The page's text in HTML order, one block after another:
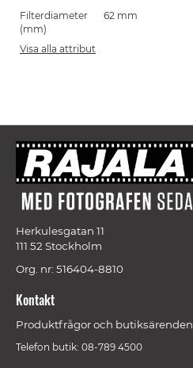
Filterdiameter
(mm)
62 mm
Visa alla attribut
Herkulesgatan 11
111 52 Stockholm
Org. nr: 516404-8810
Kontakt
Produktfrågor och butiksärenden
Telefon butik: 08-789 4500